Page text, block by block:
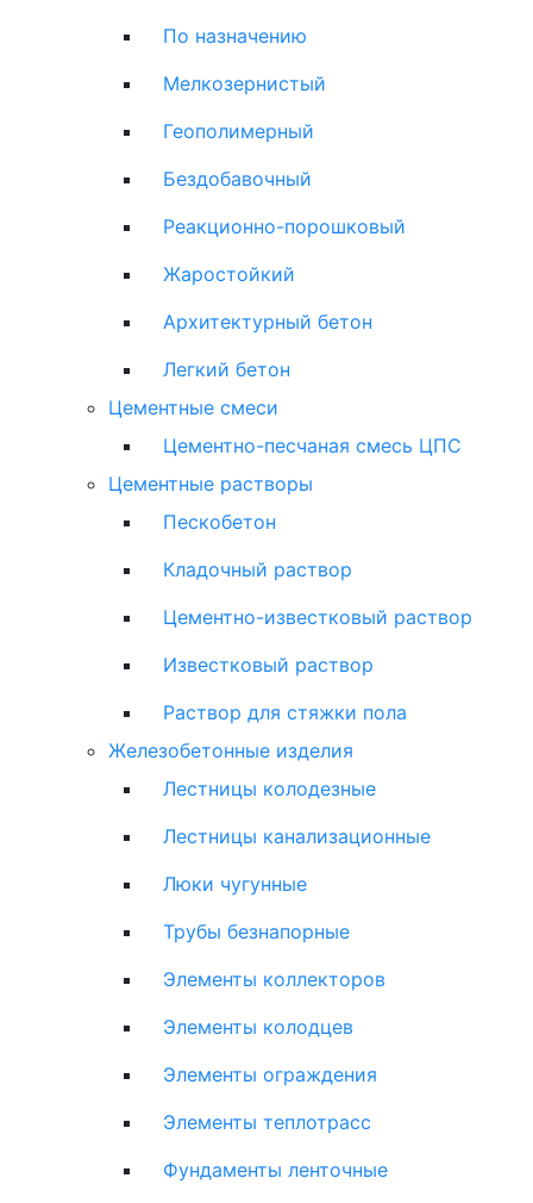
По назначению
Мелкозернистый
Геополимерный
Бездобавочный
Реакционно-порошковый
Жаростойкий
Архитектурный бетон
Легкий бетон
Цементные смеси
Цементно-песчаная смесь ЦПС
Цементные растворы
Пескобетон
Кладочный раствор
Цементно-известковый раствор
Известковый раствор
Раствор для стяжки пола
Железобетонные изделия
Лестницы колодезные
Лестницы канализационные
Люки чугунные
Трубы безнапорные
Элементы коллекторов
Элементы колодцев
Элементы ограждения
Элементы теплотрасс
Фундаменты ленточные